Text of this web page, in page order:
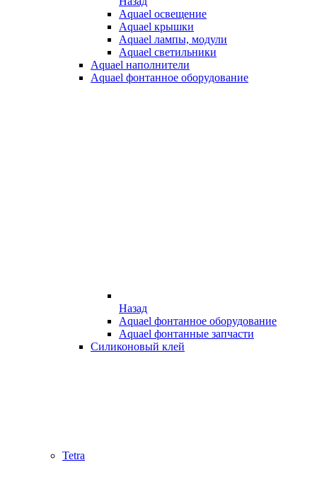
Aquael освещение
Aquael крышки
Aquael лампы, модули
Aquael светильники
Aquael наполнители
Aquael фонтанное оборудование
Назад
Aquael фонтанное оборудование
Aquael фонтанные запчасти
Силиконовый клей
Tetra